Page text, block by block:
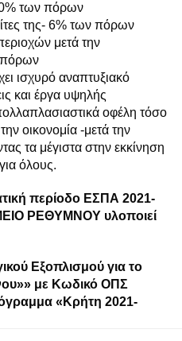
των πόρων
της- 6% των πόρων
μετά την
πόρων
ισχυρό αναπτυξιακό
και έργα υψηλής
οφέλη τόσο
οικονομία -μετά την
τα μέγιστα στην εκκίνηση
όλους.
περίοδο ΕΣΠΑ 2021-
ΡΕΘΥΜΝΟΥ υλοποιεί
Εξοπλισμού για το
με Κωδικό ΟΠΣ
«Κρήτη 2021-